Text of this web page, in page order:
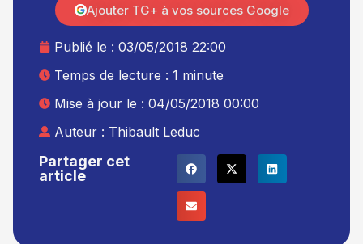
Partager cet
article
Publié le : 03/05/2018 22:00
Temps de lecture : 1 minute
Mise à jour le : 04/05/2018 00:00
Auteur : Thibault Leduc
Ajouter TG+ à vos sources Google